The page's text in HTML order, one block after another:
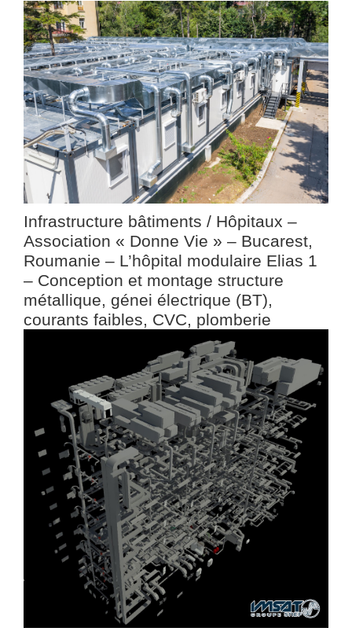
Infrastructure bâtiments / Hôpitaux –
Association « Donne Vie » – Bucarest,
Roumanie – L’hôpital modulaire Elias 1
– Conception et montage structure
métallique, génei électrique (BT),
courants faibles, CVC, plomberie